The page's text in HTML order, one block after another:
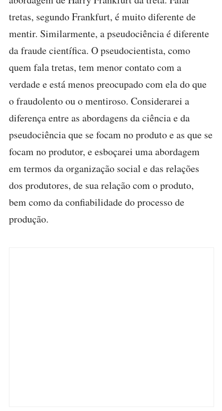
tretas, segundo Frankfurt, é muito diferente de
mentir. Similarmente, a pseudociência é diferente
da fraude científica. O pseudocientista, como
quem fala tretas, tem menor contato com a
verdade e está menos preocupado com ela do que
o fraudolento ou o mentiroso. Considerarei a
diferença entre as abordagens da ciência e da
pseudociência que se focam no produto e as que se
focam no produtor, e esboçarei uma abordagem
em termos da organização social e das relações
dos produtores, de sua relação com o produto,
bem como da confiabilidade do processo de
produção.